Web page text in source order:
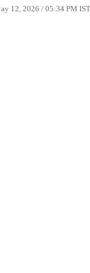
12, 2026 / 05:34 PM